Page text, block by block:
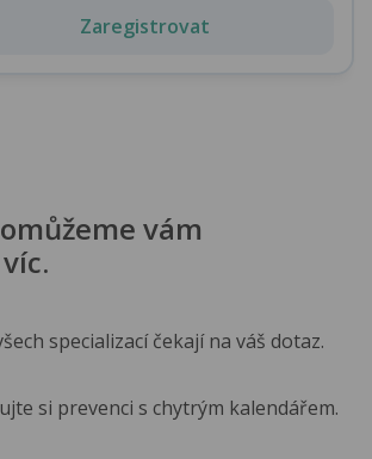
Zaregistrovat
vám
specializací čekají na váš dotaz.
si prevenci s chytrým kalendářem.